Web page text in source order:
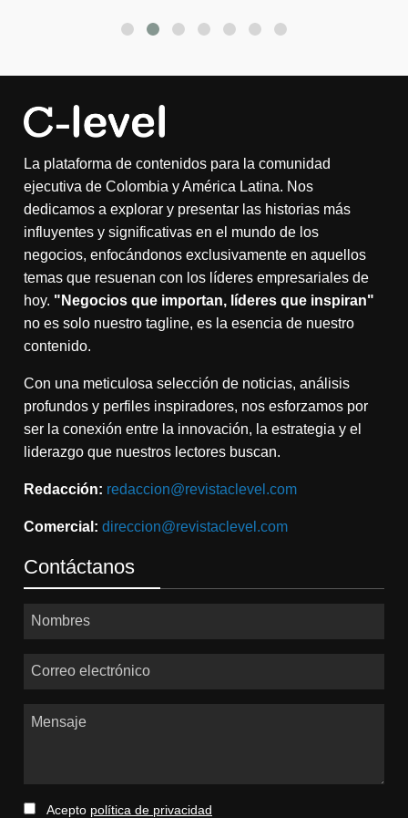
La plataforma de contenidos para la comunidad
ejecutiva de Colombia y América Latina. Nos
dedicamos a explorar y presentar las historias más
influyentes y significativas en el mundo de los
negocios, enfocándonos exclusivamente en aquellos
temas que resuenan con los líderes empresariales de
hoy. "Negocios que importan, líderes que inspiran"
no es solo nuestro tagline, es la esencia de nuestro
contenido.
Con una meticulosa selección de noticias, análisis
profundos y perfiles inspiradores, nos esforzamos por
ser la conexión entre la innovación, la estrategia y el
liderazgo que nuestros lectores buscan.
Redacción: redaccion@revistaclevel.com
Comercial: direccion@revistaclevel.com
Contáctanos
Nombres
Correo electrónico
Mensaje
Acepto política de privacidad